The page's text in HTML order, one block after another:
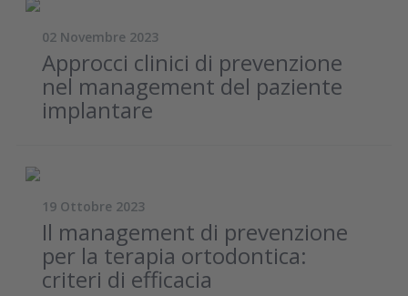
02 Novembre 2023
Approcci clinici di prevenzione
nel management del paziente
implantare
19 Ottobre 2023
Il management di prevenzione
per la terapia ortodontica:
criteri di efficacia